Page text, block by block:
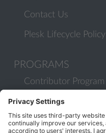
Contact Us
Plesk Lifecycle Policy
PROGRAMS
Contributor Program
Partner Program